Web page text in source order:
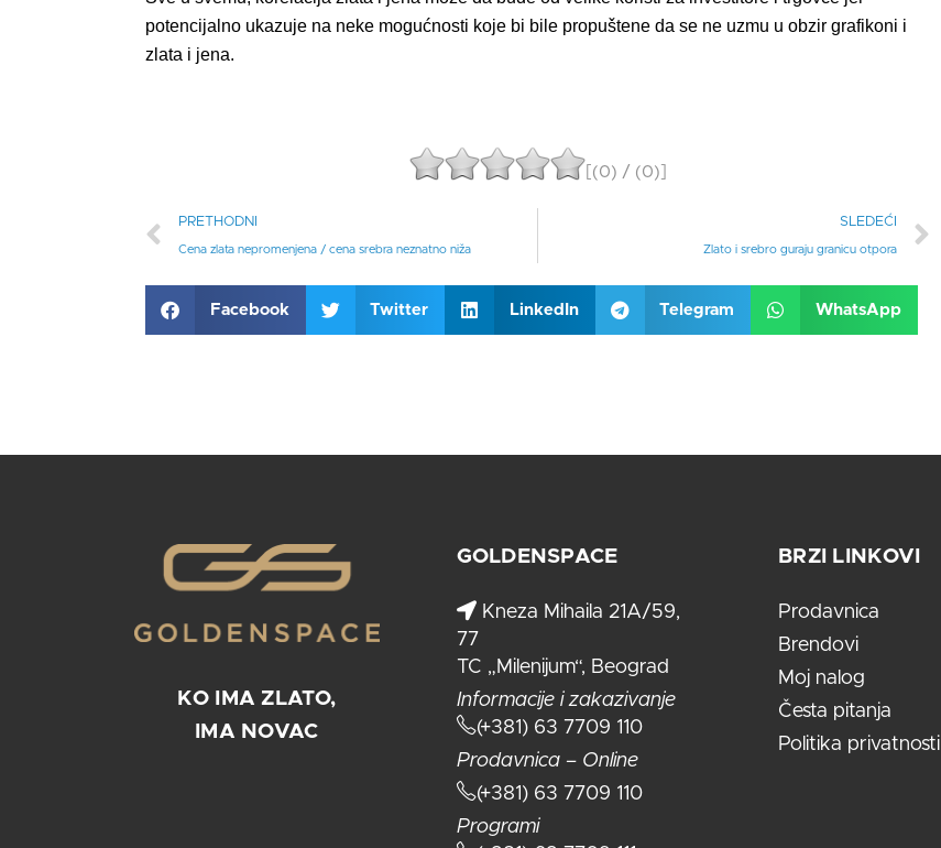
potencijalno ukazuje na neke mogućnosti koje bi bile propuštene da se ne uzmu u obzir grafikoni i
zlata i jena.
[(0) / (0)]
PRETHODNI
Cena zlata nepromenjena / cena srebra neznatno niža
SLEDEĆI
Zlato i srebro guraju granicu otpora
Facebook Twitter LinkedIn Telegram WhatsApp
KO IMA ZLATO,
IMA NOVAC
GOLDENSPACE
Kneza Mihaila 21A/59,
77
TC „Milenijum“, Beograd
Informacije i zakazivanje
(+381) 63 7709 110
Prodavnica – Online
(+381) 63 7709 110
Programi
BRZI LINKOVI
Prodavnica
Brendovi
Moj nalog
Česta pitanja
Politika privatnosti